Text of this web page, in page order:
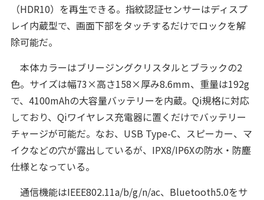
（HDR10）を再生できる。指紋認証センサーはディスプ
レイ内蔵型で、画面下部をタッチするだけでロックを解
除可能だ。
本体カラーはブリージングクリスタルとブラックの2
色。サイズは幅73×高さ158×厚み8.6mm、重量は192g
で、4100mAhの大容量バッテリーを内蔵。Qi規格に対応
しており、Qiワイヤレス充電器に置くだけでバッテリー
チャージが可能だ。なお、USB Type-C、スピーカー、マ
イクなどの穴が露出しているが、IPX8/IP6Xの防水・防塵
仕様となっている。
通信機能はIEEE802.11a/b/g/n/ac、Bluetooth5.0をサ